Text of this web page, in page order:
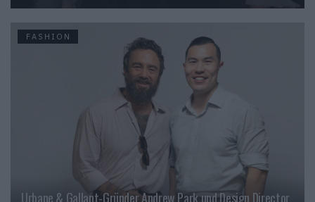
FASHION
Urbane & Gallant-Gründer Andrew Park und Design Director